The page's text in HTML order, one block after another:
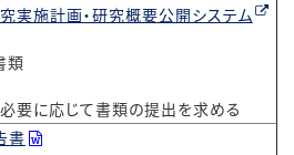
実施計画・研究概要公開システム
類
要に応じて書類の提出を求める
書